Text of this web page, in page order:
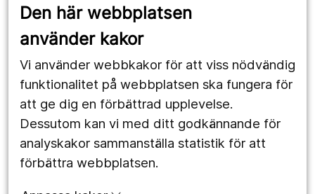
Den här webbplatsen
använder kakor
Vi använder webbkakor för att viss nödvändig
funktionalitet på webbplatsen ska fungera för
att ge dig en förbättrad upplevelse.
Dessutom kan vi med ditt godkännande för
analyskakor sammanställa statistik för att
förbättra webbplatsen.
Länstrafiken
Utveckling
Följ oss
Facebook